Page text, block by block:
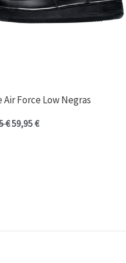
Air Force Low Negras
€59,95€